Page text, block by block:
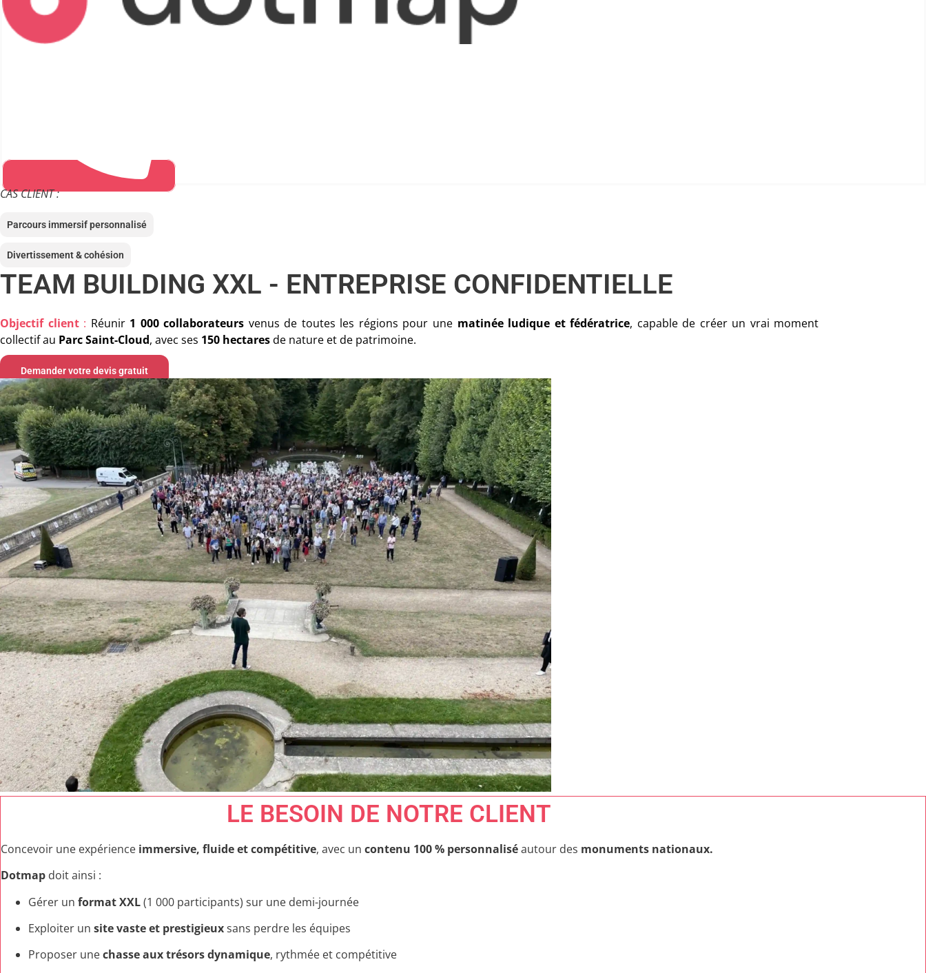
CAS CLIENT :
Parcours immersif personnalisé
Divertissement & cohésion
TEAM BUILDING XXL - ENTREPRISE CONFIDENTIELLE
Objectif client: Réunir 1 000 collaborateurs venus de toutes les régions pour une matinée ludique et fédératrice, capable de créer un vrai moment
collectif au Parc Saint-Cloud, avec ses 150 hectaresde nature et de patrimoine.
Demander votre devis gratuit
LE BESOIN DE NOTRE CLIENT
Concevoir une expérience immersive, fluide et compétitive, avec un contenu 100 % personnaliséautour des monuments nationaux.
Dotmap doit ainsi :
Gérer un format XXL(1 000 participants) sur une demi-journée
Exploiter un site vaste et prestigieuxsans perdre les équipes
Proposer unechasse aux trésors dynamique, rythmée et compétitive